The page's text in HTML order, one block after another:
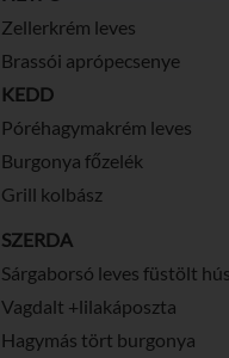
Zellerkrém leves
Brassói aprópecsenye
KEDD
Póréhagymakrém leves
Burgonya főzelék
Grill kolbász
SZERDA
Sárgaborsó leves füstölt
Vagdalt +lilakáposzta
Hagymás tört burgonya